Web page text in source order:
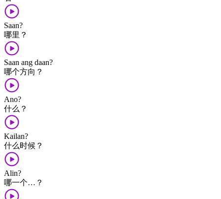
Saan?
哪里？
Saan ang daan?
哪个​方向？
Ano?
什么？
Kailan?
什么​时候？
Alin?
哪​一个​…？